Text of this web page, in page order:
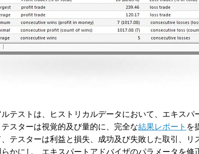
テストは、ヒストリカルデータにおいて、エキス
スターは視覚的及び量的に、完全な結果レポート を
テスターは利益と損失、成功及び失敗した取引、
にし、エキスパートアドバイザのパラメータを修